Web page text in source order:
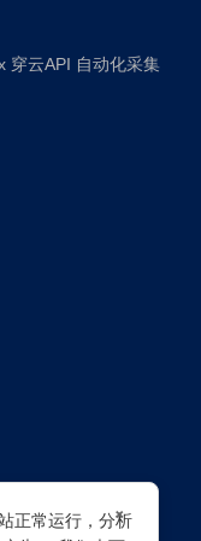
穿云API 自动化采集
×
正常运行，分析